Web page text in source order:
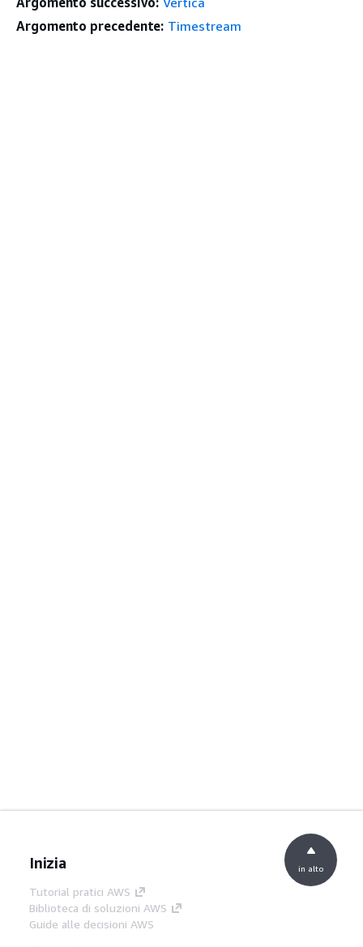
Argomento precedente: Timestream
Inizia
Tutorial pratici AWS
Biblioteca di soluzioni AWS
Guide alle decisioni AWS
in alto